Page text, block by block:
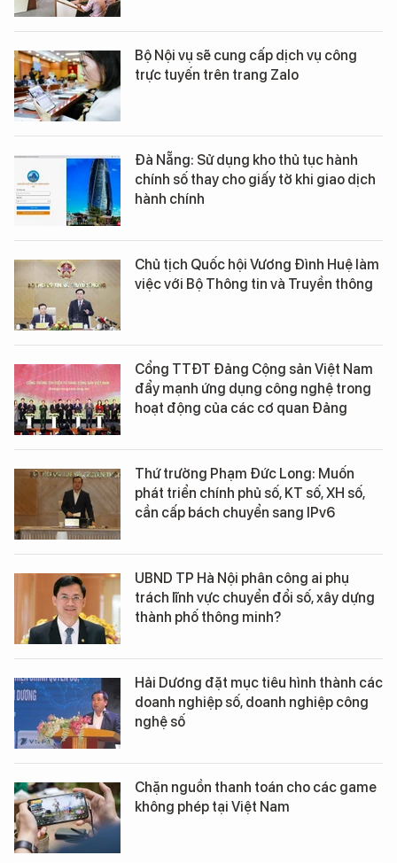
Bộ Nội vụ sẽ cung cấp dịch vụ công
trực tuyến trên trang Zalo
Đà Nẵng: Sử dụng kho thủ tục hành
chính số thay cho giấy tờ khi giao dịch
hành chính
Chủ tịch Quốc hội Vương Đình Huệ làm
việc với Bộ Thông tin và Truyền thông
Cổng TTĐT Đảng Cộng sản Việt Nam
đẩy mạnh ứng dụng công nghệ trong
hoạt động của các cơ quan Đảng
Thứ trưởng Phạm Đức Long: Muốn
phát triển chính phủ số, KT số, XH số,
cần cấp bách chuyển sang IPv6
UBND TP Hà Nội phân công ai phụ
trách lĩnh vực chuyển đổi số, xây dựng
thành phố thông minh?
Hải Dương đặt mục tiêu hình thành các
doanh nghiệp số, doanh nghiệp công
nghệ số
Chặn nguồn thanh toán cho các game
không phép tại Việt Nam